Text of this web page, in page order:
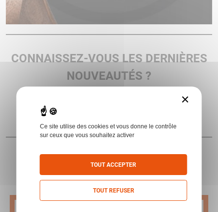
CONNAISSEZ-VOUS LES DERNIÈRES
NOUVEAUTÉS ?
Recevoir la newsletter !
DÉCOUVREZ NOS CATALOGUES !
×
Ce site utilise des cookies et vous donne le contrôle
sur ceux que vous souhaitez activer
TOUT ACCEPTER
TOUT REFUSER